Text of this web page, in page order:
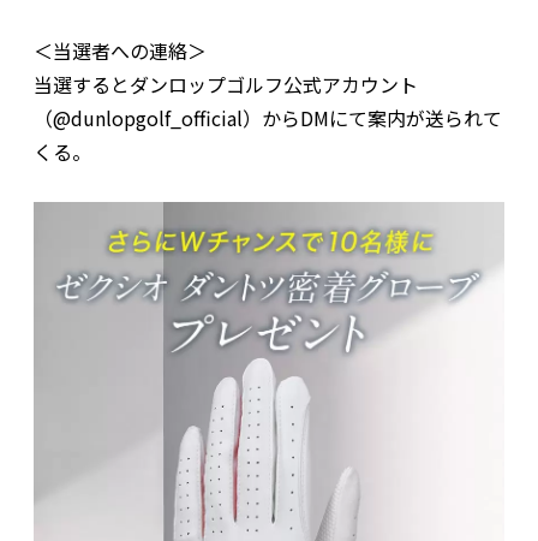
＜当選者への連絡＞
当選するとダンロップゴルフ公式アカウント
（@dunlopgolf_official）からDMにて案内が送られて
くる。